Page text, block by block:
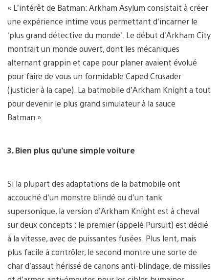
« L’intérêt de Batman: Arkham Asylum consistait à créer
une expérience intime vous permettant d’incarner le
‘plus grand détective du monde’. Le début d’Arkham City
montrait un monde ouvert, dont les mécaniques
alternant grappin et cape pour planer avaient évolué
pour faire de vous un formidable Caped Crusader
(justicier à la cape). La batmobile d’Arkham Knight a tout
pour devenir le plus grand simulateur à la sauce
Batman ».
3. Bien plus qu’une simple voiture
Si la plupart des adaptations de la batmobile ont
accouché d’un monstre blindé ou d’un tank
supersonique, la version d’Arkham Knight est à cheval
sur deux concepts : le premier (appelé Pursuit) est dédié
à la vitesse, avec de puissantes fusées. Plus lent, mais
plus facile à contrôler, le second montre une sorte de
char d’assaut hérissé de canons anti-blindage, de missiles